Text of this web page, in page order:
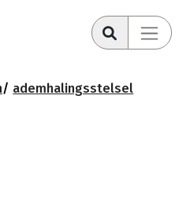
ademhalingsstelsel